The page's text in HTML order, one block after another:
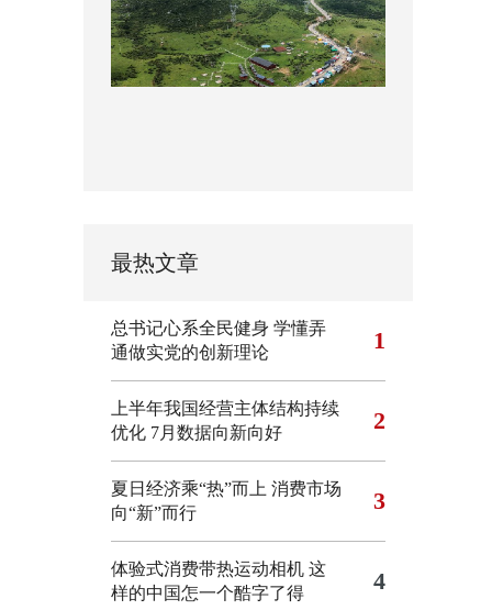
最热文章
总书记心系全民健身 学懂弄
通做实党的创新理论
1
上半年我国经营主体结构持续
优化 7月数据向新向好 2
夏日经济乘“热”而上 消费市场
向“新”而行
3
体验式消费带热运动相机 这
样的中国怎一个酷字了得
4